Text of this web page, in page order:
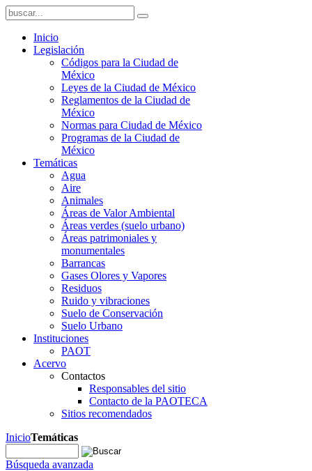
Inicio
Legislación
Códigos para la Ciudad de
México
Leyes de la Ciudad de México
Reglamentos de la Ciudad de
México
Normas para Ciudad de México
Programas de la Ciudad de
México
Temáticas
Agua
Aire
Animales
Áreas de Valor Ambiental
Áreas verdes (suelo urbano)
Áreas patrimoniales y
monumentales
Barrancas
Gases Olores y Vapores
Residuos
Ruido y vibraciones
Suelo de Conservación
Suelo Urbano
Instituciones
PAOT
Acervo
Contactos
Responsables del sitio
Contacto de la PAOTECA
Sitios recomendados
InicioTemáticas
Búsqueda avanzada